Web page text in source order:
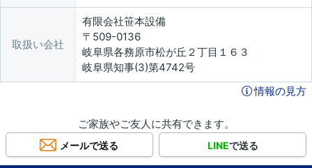
取扱い会社
有限会社笹本設備
〒509-0136
岐阜県各務原市松が丘２丁目１６３
岐阜県知事(3)第4742号
情報の見方
ご家族やご友人に共有できます。
メールで送る LINEで送る